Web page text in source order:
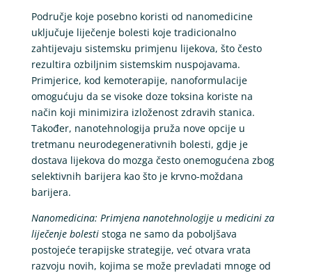
Područje koje posebno koristi od nanomedicine
uključuje liječenje bolesti koje tradicionalno
zahtijevaju sistemsku primjenu lijekova, što često
rezultira ozbiljnim sistemskim nuspojavama.
Primjerice, kod kemoterapije, nanoformulacije
omogućuju da se visoke doze toksina koriste na
način koji minimizira izloženost zdravih stanica.
Također, nanotehnologija pruža nove opcije u
tretmanu neurodegenerativnih bolesti, gdje je
dostava lijekova do mozga često onemogućena zbog
selektivnih barijera kao što je krvno-moždana
barijera.
Nanomedicina: Primjena nanotehnologije u medicini za
liječenje bolestistoga ne samo da poboljšava
postojeće terapijske strategije, već otvara vrata
razvoju novih, kojima se može prevladati mnoge od